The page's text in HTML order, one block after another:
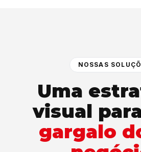
NOSSAS
Uma
visual
gargalo